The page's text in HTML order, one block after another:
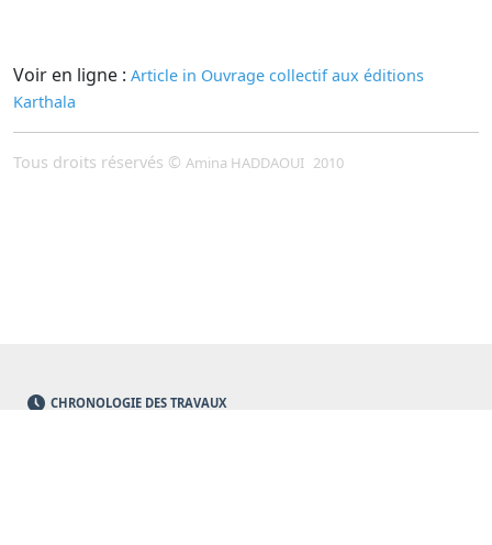
Voir en ligne : Article in Ouvrage collectif aux éditions
Karthala
Tous droits réservés © Amina HADDAOUI 2010
CHRONOLOGIE DES TRAVAUX